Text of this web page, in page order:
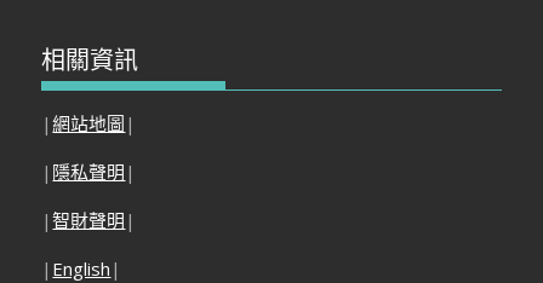
相關資訊
|網站地圖 |
| 隱私聲明 |
|智財聲明 |
| English |